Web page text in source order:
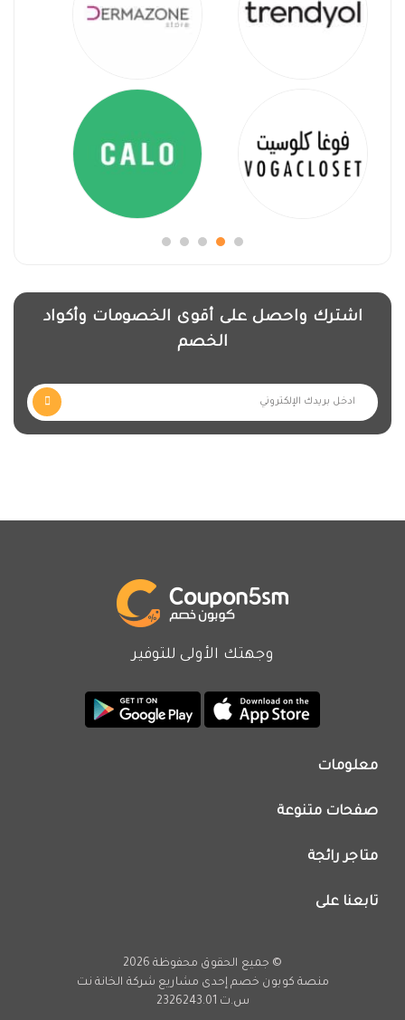
اشترك واحصل على أقوى الخصومات وأكواد
الخصم
وجهتك الأولى للتوفير
معلومات
اتصل بنا
اعلن معنا
فريق عمل كوبون خصم
صفحات متنوعة
عروض اليوم
متاجر رائجة
كود خصم نمشي
كود خصم كارفور
تابعنا على
تويتر
© جميع الحقوق محفوظة 2026
منصة كوبون خصم إحدى مشاريع شركة الخانة نت
س.ت 2326243.01